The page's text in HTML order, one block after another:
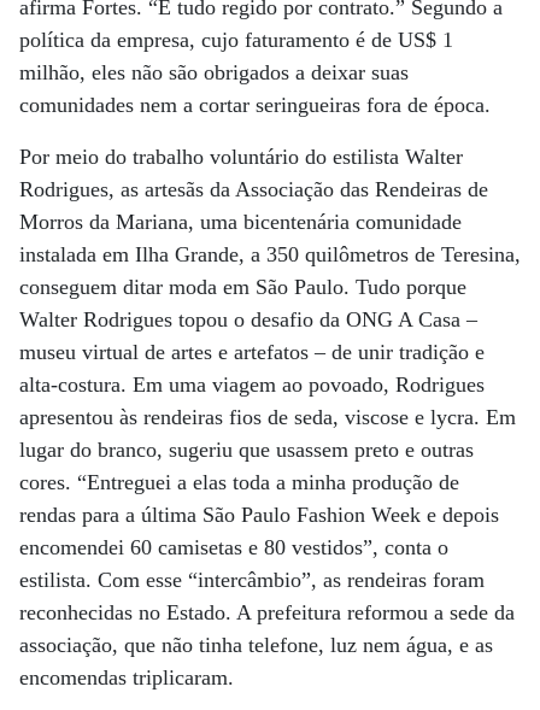
afirma Fortes. “É tudo regido por contrato.” Segundo a
política da empresa, cujo faturamento é de US$ 1
milhão, eles não são obrigados a deixar suas
comunidades nem a cortar seringueiras fora de época.
Por meio do trabalho voluntário do estilista Walter
Rodrigues, as artesãs da Associação das Rendeiras de
Morros da Mariana, uma bicentenária comunidade
instalada em Ilha Grande, a 350 quilômetros de Teresina,
conseguem ditar moda em São Paulo. Tudo porque
Walter Rodrigues topou o desafio da ONG A Casa –
museu virtual de artes e artefatos – de unir tradição e
alta-costura. Em uma viagem ao povoado, Rodrigues
apresentou às rendeiras fios de seda, viscose e lycra. Em
lugar do branco, sugeriu que usassem preto e outras
cores. “Entreguei a elas toda a minha produção de
rendas para a última São Paulo Fashion Week e depois
encomendei 60 camisetas e 80 vestidos”, conta o
estilista. Com esse “intercâmbio”, as rendeiras foram
reconhecidas no Estado. A prefeitura reformou a sede da
associação, que não tinha telefone, luz nem água, e as
encomendas triplicaram.